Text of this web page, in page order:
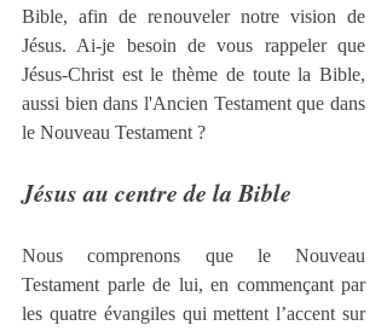
Bible, afin de renouveler notre vision de
Jésus. Ai-je besoin de vous rappeler que
Jésus-Christ est le thème de toute la Bible,
aussi bien dans l'Ancien Testament que dans
le Nouveau Testament ?
Jésus au centre de la Bible
Nous comprenons que le Nouveau
Testament parle de lui, en commençant par
les quatre évangiles qui mettent l’accent sur